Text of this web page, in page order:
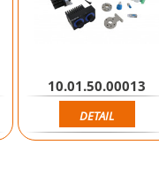
10.01.50.00013
DETAIL